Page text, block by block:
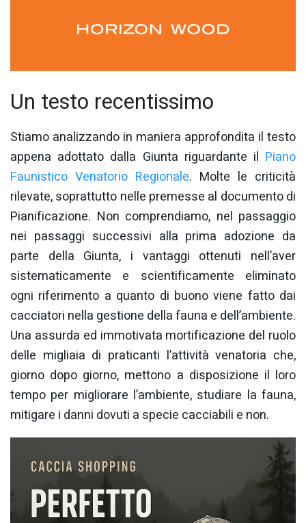
Un testo recentissimo
Stiamo analizzando in maniera approfondita il testo
appena adottato dalla Giunta riguardante il Piano
Faunistico Venatorio Regionale. Molte le criticità
rilevate, soprattutto nelle premesse al documento di
Pianificazione. Non comprendiamo, nel passaggio
nei passaggi successivi alla prima adozione da
parte della Giunta, i vantaggi ottenuti nell’aver
sistematicamente e scientificamente eliminato
ogni riferimento a quanto di buono viene fatto dai
cacciatori nella gestione della fauna e dell’ambiente.
Una assurda ed immotivata mortificazione del ruolo
delle migliaia di praticanti l’attività venatoria che,
giorno dopo giorno, mettono a disposizione il loro
tempo per migliorare l’ambiente, studiare la fauna,
mitigare i danni dovuti a specie cacciabili e non.